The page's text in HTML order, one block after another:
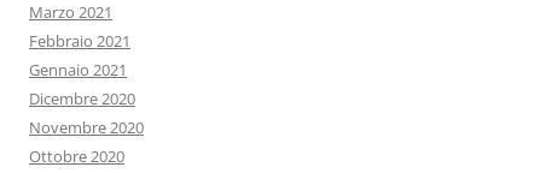
Marzo 2021
Febbraio 2021
Gennaio 2021
Dicembre 2020
Novembre 2020
Ottobre 2020